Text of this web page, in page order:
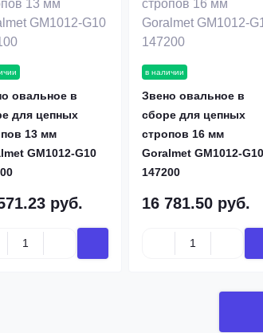
овальное в
для цепных
13 мм
GM1012-G10
руб.
в наличии
Звено овальное в
сборе для цепных
стропов 16 мм
Goralmet GM1012-G10
147200
16 781.50 руб.